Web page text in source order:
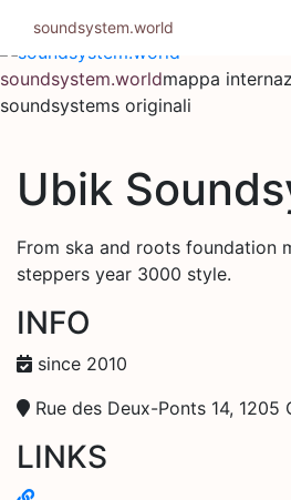
contenuto
soundsystem.worldmappa
soundsystems originali
Ubik
From ska and roots foundation
steppers year 3000 style.
INFO
since 2010
Rue des Deux-Ponts 14, 1205
LINKS
soundsystem.world